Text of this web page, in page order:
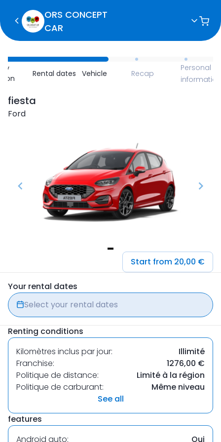
ORS CONCEPT
CAR
Rental dates Vehicle Recap
Personal
information
fiesta
Ford
Start from 20,00 €
Your rental dates
Select your rental dates
Renting conditions
Kilomètres inclus par jour:
Illimité
Franchise:
1276,00 €
Politique de distance:
Limité à la région
Politique de carburant:
Même niveau
See all
features
Android auto:
Oui